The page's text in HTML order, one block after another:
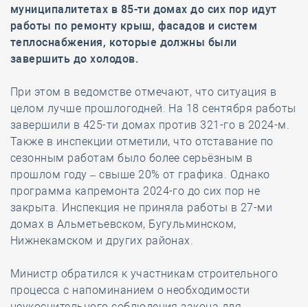
муниципалитетах в 85-ти домах до сих пор идут
работы по ремонту крыш, фасадов и систем
теплоснабжения, которые должны были
завершить до холодов.
При этом в ведомстве отмечают, что ситуация в
целом лучше прошлогодней. На 18 сентября работы
завершили в 425-ти домах против 321-го в 2024-м.
Также в инспекции отметили, что отставание по
сезонным работам было более серьёзным в
прошлом году – свыше 20% от графика. Однако
программа капремонта 2024-го до сих пор не
закрыта. Инспекция не приняла работы в 27-ми
домах в Альметьевском, Бугульминском,
Нижнекамском и других районах.
Министр обратился к участникам строительного
процесса с напоминанием о необходимости